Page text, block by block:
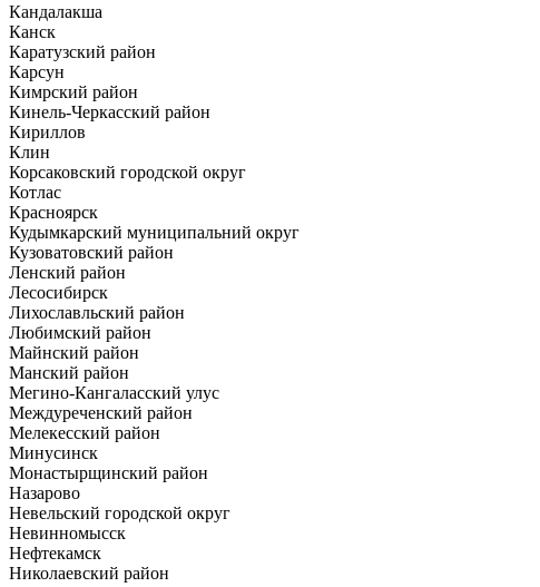
Кандалакша
Канск
Каратузский район
Карсун
Кимрский район
Кинель-Черкасский район
Кириллов
Клин
Корсаковский городской округ
Котлас
Красноярск
Кудымкарский муниципальний округ
Кузоватовский район
Ленский район
Лесосибирск
Лихославльский район
Любимский район
Майнский район
Манский район
Мегино-Кангаласский улус
Междуреченский район
Мелекесский район
Минусинск
Монастырщинский район
Назарово
Невельский городской округ
Невинномысск
Нефтекамск
Николаевский район